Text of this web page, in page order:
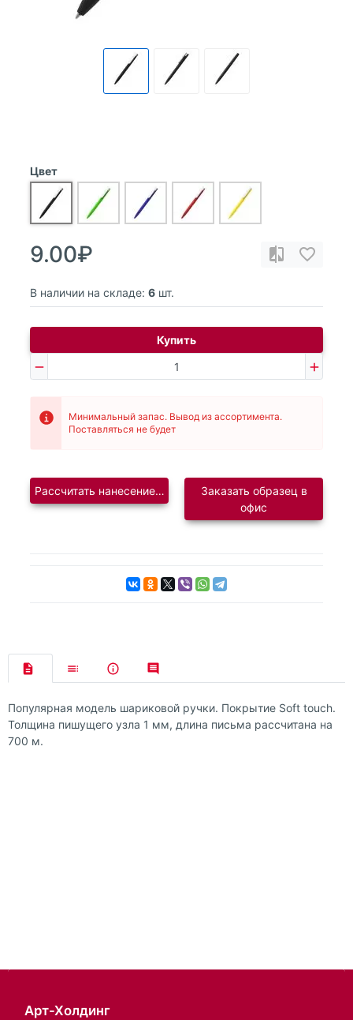
Цвет
9.00₽
В наличии на складе: 6 шт.
Купить
Минимальный запас. Вывод из ассортимента.
Поставляться не будет
Рассчитать нанесение логотипаЗаказать образец в
офис
Популярная модель шариковой ручки. Покрытие Soft touch.
Толщина пишущего узла 1 мм, длина письма рассчитана на
700 м.
Арт-Холдинг